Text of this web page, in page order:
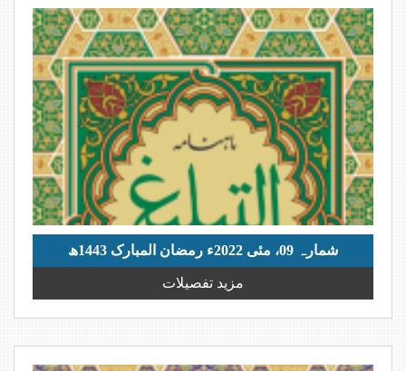
شمارہ 09، مئی 2022ء رمضان المبارک 1443ھ
مزید تفصیلات